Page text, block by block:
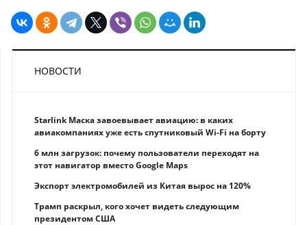
НОВОСТИ
Starlink Маска завоевывает авиацию: в каких
авиакомпаниях уже есть спутниковый Wi-Fi на борту
6 млн загрузок: почему пользователи переходят на
этот навигатор вместо Google Maps
Экспорт электромобилей из Китая вырос на 120%
Трамп раскрыл, кого хочет видеть следующим
президентом США